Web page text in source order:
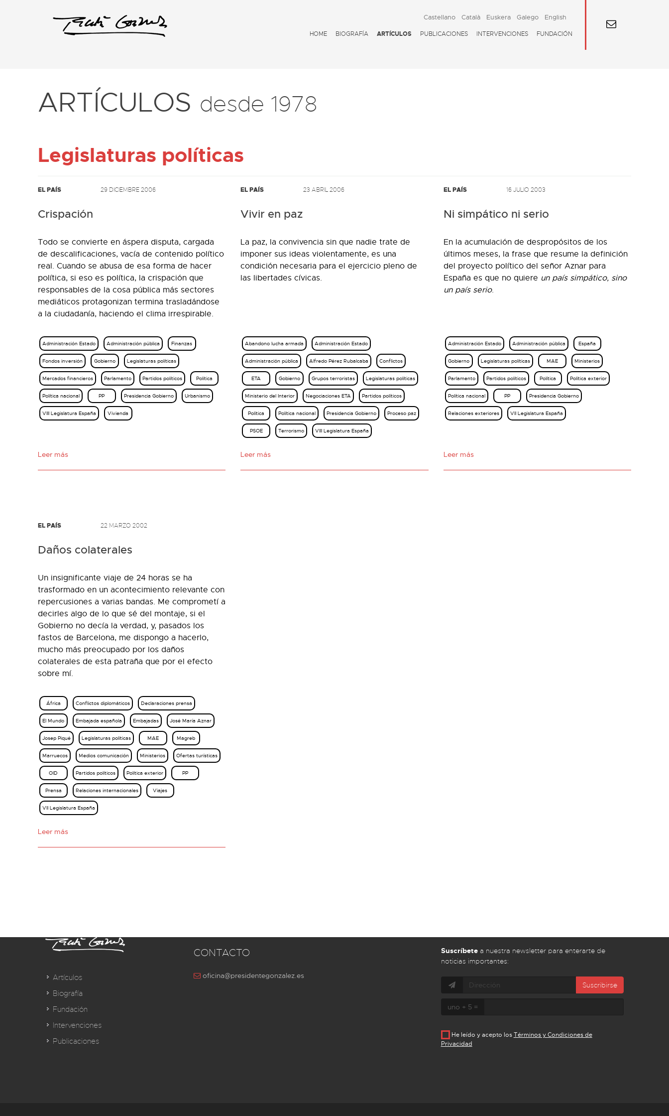
HOME BIOGRAFÍA ARTÍCULOS PUBLICACIONES INTERVENCIONES FUNDACIÓN
Castellano Català Euskera Galego English
ARTÍCULOS desde 1978
Legislaturas políticas
EL PAÍS 29 DICIEMBRE 2006
Crispación
Todo se convierte en áspera disputa, cargada
de descalificaciones, vacía de contenido político
real. Cuando se abusa de esa forma de hacer
política, si eso es política, la crispación que
responsables de la cosa pública más sectores
mediáticos protagonizan termina trasladándose
a la ciudadanía, haciendo el clima irrespirable.
Administración Estado Administración pública Finanzas
Fondos inversión Gobierno Legislaturas políticas
Mercados financieros Parlamento Partidos políticos Política
Política nacional PP Presidencia Gobierno Urbanismo
VIII Legislatura España Vivienda
Leer más
EL PAÍS 23 ABRIL 2006
Vivir en paz
La paz, la convivencia sin que nadie trate de
imponer sus ideas violentamente, es una
condición necesaria para el ejercicio pleno de
las libertades cívicas.
Abandono lucha armada Administración Estado
Administración pública Alfredo Pérez Rubalcaba Conflictos
ETA Gobierno Grupos terroristas Legislaturas políticas
Ministerio del Interior Negociaciones ETA Partidos políticos
Política Política nacional Presidencia Gobierno Proceso paz
PSOE Terrorismo VIII Legislatura España
Leer más
EL PAÍS 16 JULIO 2003
Ni simpático ni serio
En la acumulación de despropósitos de los
últimos meses, la frase que resume la definición
del proyecto político del señor Aznar para
España es que no quiere un país simpático, sino
un país serio.
Administración Estado Administración pública España
Gobierno Legislaturas políticas MAE Ministerios
Parlamento Partidos políticos Política Política exterior
Política nacional PP Presidencia Gobierno
Relaciones exteriores VII Legislatura España
Leer más
EL PAÍS 22 MARZO 2002
Daños colaterales
Un insignificante viaje de 24 horas se ha
trasformado en un acontecimiento relevante con
repercusiones a varias bandas. Me comprometí a
decirles algo de lo que sé del montaje, si el
Gobierno no decía la verdad, y, pasados los
fastos de Barcelona, me dispongo a hacerlo,
mucho más preocupado por los daños
colaterales de esta patraña que por el efecto
sobre mí.
África Conflictos diplomáticos Declaraciones prensa
El Mundo Embajada española Embajadas José María Aznar
Josep Piqué Legislaturas políticas MAE Magreb
Marruecos Medios comunicación Ministerios Ofertas turísticas
OID Partidos políticos Política exterior PP
Prensa Relaciones internacionales Viajes
VII Legislatura España
Leer más
Artículos
Biografía
Fundación
Intervenciones
Publicaciones
CONTACTO
oficina@presidentegonzalez.es
Suscríbetea nuestra newsletter para enterarte de
noticias importantes:
Suscribirse
uno + 5 =
He leído y acepto los Términos y Condiciones de
Privacidad